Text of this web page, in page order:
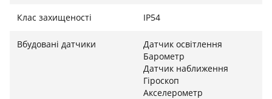
Клас захищеності IP54
Вбудовані датчики
Датчик освітлення
Барометр
Датчик наближення
Гіроскоп
Акселерометр